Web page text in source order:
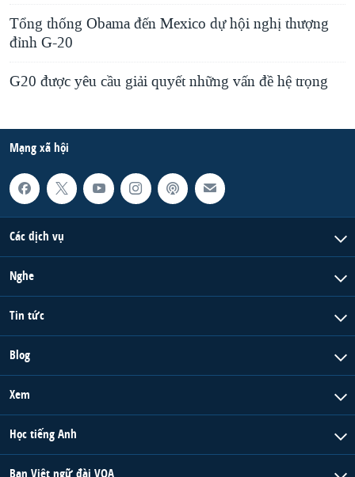
Tổng thống Obama đến Mexico dự hội nghị thượng
đỉnh G-20
G20 được yêu cầu giải quyết những vấn đề hệ trọng
Mạng xã hội
Các dịch vụ
Nghe
Tin tức
Blog
Xem
Học tiếng Anh
Ban Việt ngữ đài VOA